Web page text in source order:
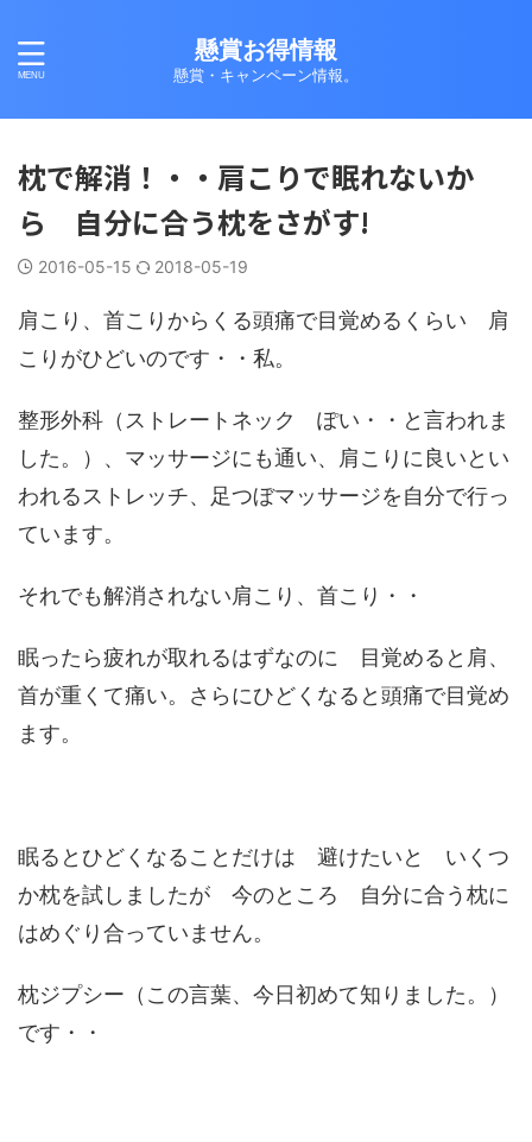
懸賞お得情報
懸賞・キャンペーン情報。
枕で解消！・・肩こりで眠れないか
ら 自分に合う枕をさがす!
2016-05-15 2018-05-19
肩こり、首こりからくる頭痛で目覚めるくらい 肩
こりがひどいのです・・私。
整形外科（ストレートネック ぽい・・と言われま
した。）、マッサージにも通い、肩こりに良いとい
われるストレッチ、足つぼマッサージを自分で行っ
ています。
それでも解消されない肩こり、首こり・・
眠ったら疲れが取れるはずなのに 目覚めると肩、
首が重くて痛い。さらにひどくなると頭痛で目覚め
ます。
眠るとひどくなることだけは 避けたいと いくつ
か枕を試しましたが 今のところ 自分に合う枕に
はめぐり合っていません。
枕ジプシー（この言葉、今日初めて知りました。）
です・・